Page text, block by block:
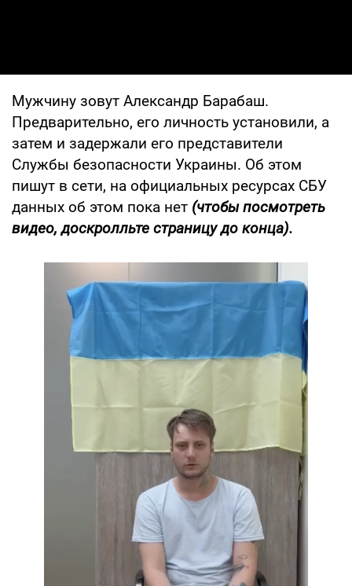
Мужчину зовут Александр Барабаш.
Предварительно, его личность установили, а
затем и задержали его представители
Службы безопасности Украины. Об этом
пишут в сети, на официальных ресурсах СБУ
данных об этом пока нет (чтобы посмотреть
видео, доскролльте страницу до конца).